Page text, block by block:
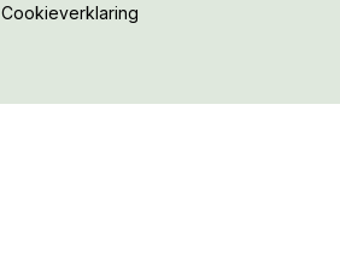
Cookieverklaring